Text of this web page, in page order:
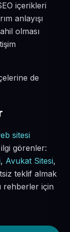
içerikleri
anlayışı
olması
de
sitesi
görenler:
, Avukat Sitesi,
teklif almak
rehberler için